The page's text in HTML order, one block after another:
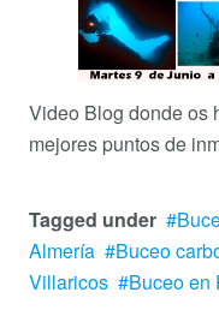
Video Blog donde os
mejores puntos de
Tagged under
Almería
Buceo
Villaricos
Buceo en